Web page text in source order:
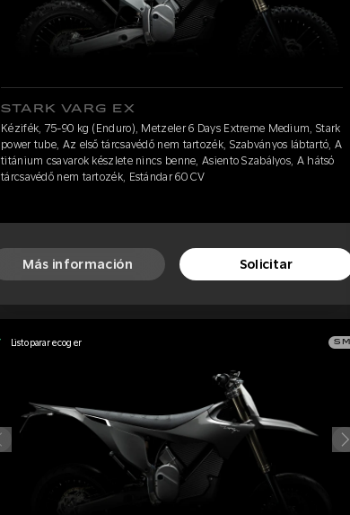
STARK VARG EX
Kézifék, 75-90 kg (Enduro), Metzeler 6 Days Extreme Medium, Stark
power tube, Az első tárcsavédő nem tartozék, Szabványos lábtartó, A
titánium csavarok készlete nincs benne, Asiento Szabályos, A hátsó
tárcsavédő nem tartozék, Estándar 60 CV
Más información Solicitar
Listo para recoger SM